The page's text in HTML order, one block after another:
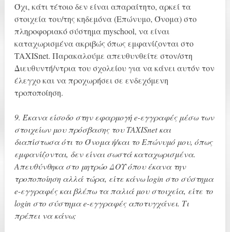
Όχι, κάτι τέτοιο δεν είναι απαραίτητο, αρκεί τα
στοιχεία του/της κηδεμόνα (Επώνυμο, Όνομα) στο
πληροφοριακό σύστημα myschool, να είναι
καταχωρισμένα ακριβώς όπως εμφανίζονται στο
TAXISnet. Παρακαλούμε απευθυνθείτε στον/στη
Διευθυντή/ντρια του σχολείου για να κάνει αυτόν τον
έλεγχο και να προχωρήσει σε ενδεχόμενη
τροποποίηση.
9. Έκανα είσοδο στην εφαρμογή e-εγγραφές μέσω των
στοιχείων μου πρόσβασης του TAXISnet και
διαπίστωσα ότι το Όνομα ή/και το Επώνυμό μου, όπως
εμφανίζονται, δεν είναι σωστά καταχωρισμένα.
Απευθύνθηκα στο μητρώο ΔΟΥ όπου έκανα την
τροποποίηση αλλά τώρα, είτε κάνω login στο σύστημα
e-εγγραφές και βλέπω τα παλιά μου στοιχεία, είτε το
login στο σύστημα e-εγγραφές αποτυγχάνει. Τι
πρέπει να κάνω;